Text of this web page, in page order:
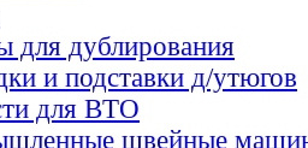
для дублирования
и подставки д/утюгов
для ВТО
швейные